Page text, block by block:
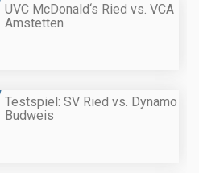
UVC McDonald‘s Ried vs. VCA
Amstetten
Testspiel: SV Ried vs. Dynamo
Budweis